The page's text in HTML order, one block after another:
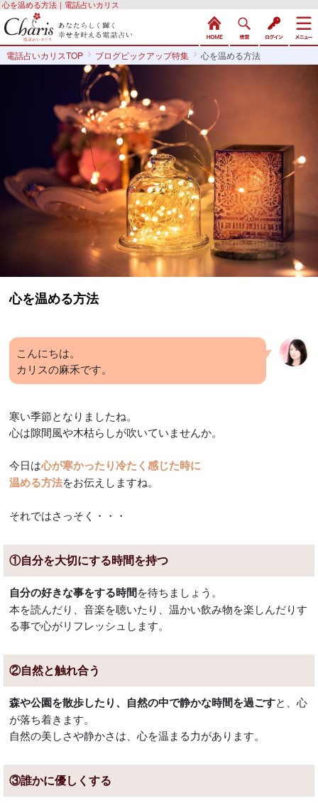
心を温める方法｜電話占いカリス
電話占いカリスTOP ブログピックアップ特集 心を温める方法
心を温める方法
こんにちは。
カリスの麻禾です。
寒い季節となりましたね。
心は隙間風や木枯らしが吹いていませんか。
今日は心が寒かったり冷たく感じた時に
温める方法をお伝えしますね。
それではさっそく・・・
①自分を大切にする時間を持つ
自分の好きな事をする時間を待ちましょう。
本を読んだり、音楽を聴いたり、温かい飲み物を楽しんだりす
る事で心がリフレッシュします。
②自然と触れ合う
森や公園を散歩したり、自然の中で静かな時間を過ごすと、心
が落ち着きます。
自然の美しさや静かさは、心を温まる力があります。
③誰かに優しくする